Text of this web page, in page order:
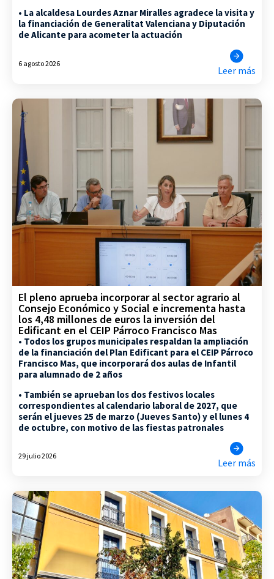
• La alcaldesa Lourdes Aznar Miralles agradece la visita y
la financiación de Generalitat Valenciana y Diputación
de Alicante para acometer la actuación
6 agosto 2026
Leer más
El pleno aprueba incorporar al sector agrario al
Consejo Económico y Social e incrementa hasta
los 4,48 millones de euros la inversión del
Edificant en el CEIP Párroco Francisco Mas
• Todos los grupos municipales respaldan la ampliación
de la financiación del Plan Edificant para el CEIP Párroco
Francisco Mas, que incorporará dos aulas de Infantil
para alumnado de 2 años
• También se aprueban los dos festivos locales
correspondientes al calendario laboral de 2027, que
serán el jueves 25 de marzo (Jueves Santo) y el lunes 4
de octubre, con motivo de las fiestas patronales
29 julio 2026
Leer más